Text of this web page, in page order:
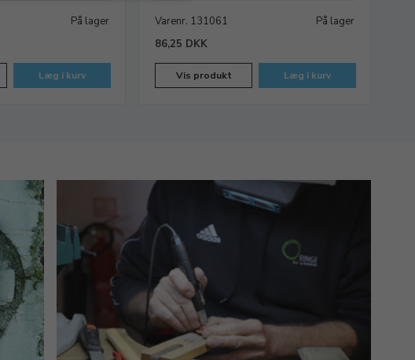
På lager
Læg i kurv
Varenr. 131061
På lager
86,25 DKK
Vis produkt Læg i kurv